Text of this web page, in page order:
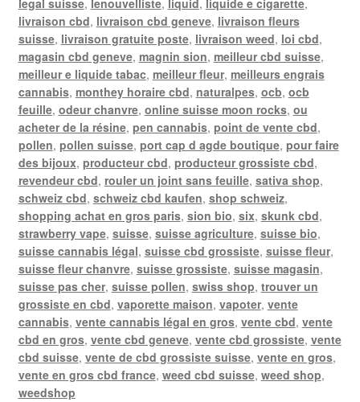
legal suisse, lenouvelliste, liquid, liquide e cigarette,
livraison cbd, livraison cbd geneve, livraison fleurs
suisse, livraison gratuite poste, livraison weed, loi cbd,
magasin cbd geneve, magnin sion, meilleur cbd suisse,
meilleur e liquide tabac, meilleur fleur, meilleurs engrais
cannabis, monthey horaire cbd, naturalpes, ocb, ocb
feuille, odeur chanvre, online suisse moon rocks, ou
acheter de la résine, pen cannabis, point de vente cbd,
pollen, pollen suisse, port cap d agde boutique, pour faire
des bijoux, producteur cbd, producteur grossiste cbd,
revendeur cbd, rouler un joint sans feuille, sativa shop,
schweiz cbd, schweiz cbd kaufen, shop schweiz,
shopping achat en gros paris, sion bio, six, skunk cbd,
strawberry vape, suisse, suisse agriculture, suisse bio,
suisse cannabis légal, suisse cbd grossiste, suisse fleur,
suisse fleur chanvre, suisse grossiste, suisse magasin,
suisse pas cher, suisse pollen, swiss shop, trouver un
grossiste en cbd, vaporette maison, vapoter, vente
cannabis, vente cannabis légal en gros, vente cbd, vente
cbd en gros, vente cbd geneve, vente cbd grossiste, vente
cbd suisse, vente de cbd grossiste suisse, vente en gros,
vente en gros cbd france, weed cbd suisse, weed shop,
weedshop